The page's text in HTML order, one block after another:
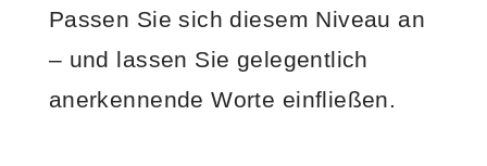
Passen Sie sich diesem Niveau an
– und lassen Sie gelegentlich
anerkennende Worte einfließen.